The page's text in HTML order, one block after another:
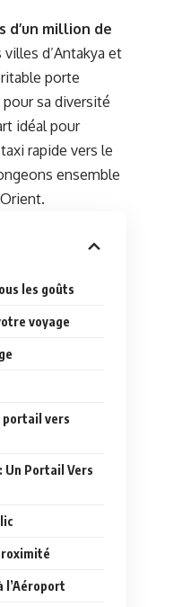
d’un million de
d’Antakya et
porte
sa diversité
idéal pour
rapide vers le
ensemble
les goûts
voyage
portail vers
Un Portail Vers
l’Aéroport